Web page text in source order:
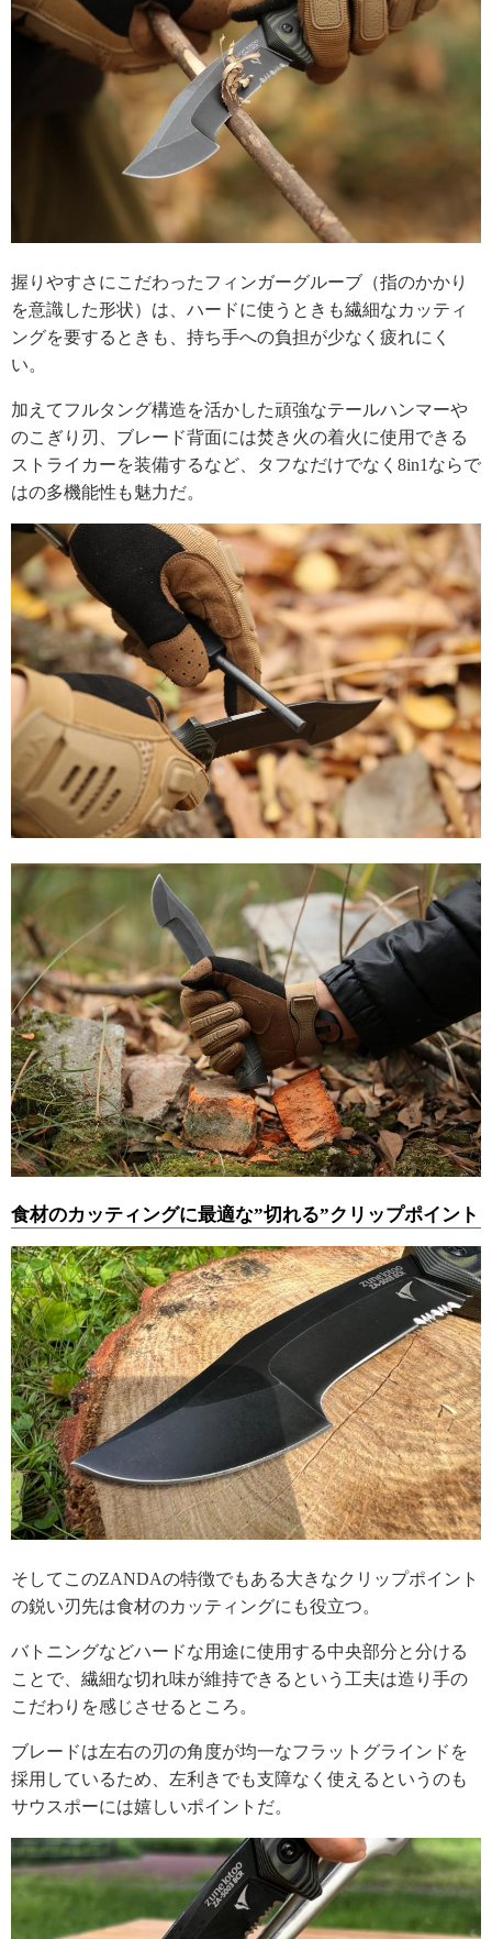
握りやすさにこだわったフィンガーグルーブ（指のかかり
を意識した形状）は、ハードに使うときも繊細なカッティ
ングを要するときも、持ち手への負担が少なく疲れにく
い。
加えてフルタング構造を活かした頑強なテールハンマーや
のこぎり刃、ブレード背面には焚き火の着火に使用できる
ストライカーを装備するなど、タフなだけでなく8in1ならで
はの多機能性も魅力だ。
食材のカッティングに最適な”切れる”クリップポイント
そしてこのZANDAの特徴でもある大きなクリップポイント
の鋭い刃先は食材のカッティングにも役立つ。
バトニングなどハードな用途に使用する中央部分と分ける
ことで、繊細な切れ味が維持できるという工夫は造り手の
こだわりを感じさせるところ。
ブレードは左右の刃の角度が均一なフラットグラインドを
採用しているため、左利きでも支障なく使えるというのも
サウスポーには嬉しいポイントだ。